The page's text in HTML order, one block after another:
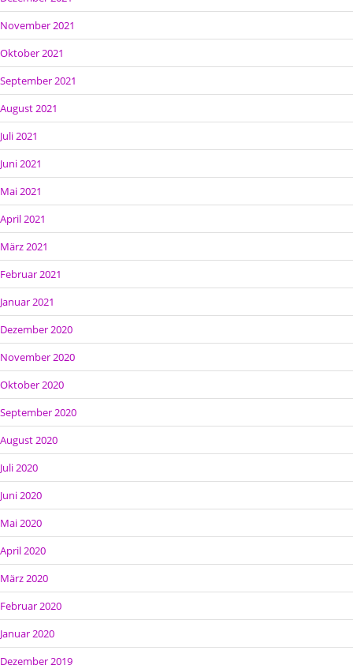
November 2021
Oktober 2021
September 2021
August 2021
Juli 2021
Juni 2021
Mai 2021
April 2021
März 2021
Februar 2021
Januar 2021
Dezember 2020
November 2020
Oktober 2020
September 2020
August 2020
Juli 2020
Juni 2020
Mai 2020
April 2020
März 2020
Februar 2020
Januar 2020
Dezember 2019